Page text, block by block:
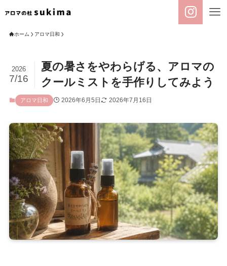
ホーム アロマ日和
夏の暑さをやわらげる、アロマの
クールミストを手作りしてみよう
2026
7/16
アロマ日和 2026年6月5日 2026年7月16日